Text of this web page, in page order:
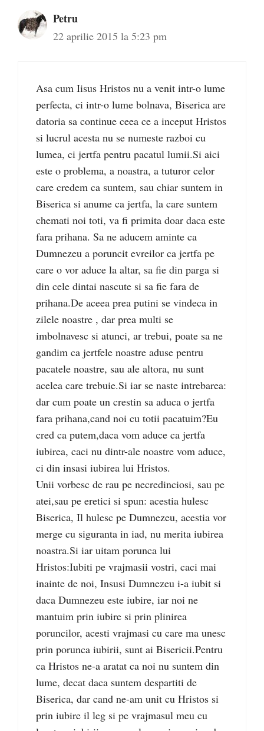
Petru
22 aprilie 2015 la 5:23 pm
Asa cum Iisus Hristos nu a venit intr-o lume
perfecta, ci intr-o lume bolnava, Biserica are
datoria sa continue ceea ce a inceput Hristos
si lucrul acesta nu se numeste razboi cu
lumea, ci jertfa pentru pacatul lumii.Si aici
este o problema, a noastra, a tuturor celor
care credem ca suntem, sau chiar suntem in
Biserica si anume ca jertfa, la care suntem
chemati noi toti, va fi primita doar daca este
fara prihana. Sa ne aducem aminte ca
Dumnezeu a poruncit evreilor ca jertfa pe
care o vor aduce la altar, sa fie din parga si
din cele dintai nascute si sa fie fara de
prihana.De aceea prea putini se vindeca in
zilele noastre , dar prea multi se
imbolnavesc si atunci, ar trebui, poate sa ne
gandim ca jertfele noastre aduse pentru
pacatele noastre, sau ale altora, nu sunt
acelea care trebuie.Si iar se naste intrebarea:
dar cum poate un crestin sa aduca o jertfa
fara prihana,cand noi cu totii pacatuim?Eu
cred ca putem,daca vom aduce ca jertfa
iubirea, caci nu dintr-ale noastre vom aduce,
ci din insasi iubirea lui Hristos.
Unii vorbesc de rau pe necredinciosi, sau pe
atei,sau pe eretici si spun: acestia hulesc
Biserica, Il hulesc pe Dumnezeu, acestia vor
merge cu siguranta in iad, nu merita iubirea
noastra.Si iar uitam porunca lui
Hristos:Iubiti pe vrajmasii vostri, caci mai
inainte de noi, Insusi Dumnezeu i-a iubit si
daca Dumnezeu este iubire, iar noi ne
mantuim prin iubire si prin plinirea
poruncilor, acesti vrajmasi cu care ma unesc
prin porunca iubirii, sunt ai Bisericii.Pentru
ca Hristos ne-a aratat ca noi nu suntem din
lume, decat daca suntem despartiti de
Biserica, dar cand ne-am unit cu Hristos si
prin iubire il leg si pe vrajmasul meu cu